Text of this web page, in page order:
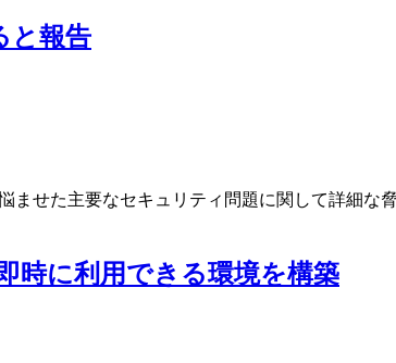
と報告
せた主要なセキュリティ問題に関して詳細な
時に利用できる環境を構築